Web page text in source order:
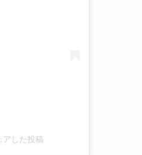
した投稿